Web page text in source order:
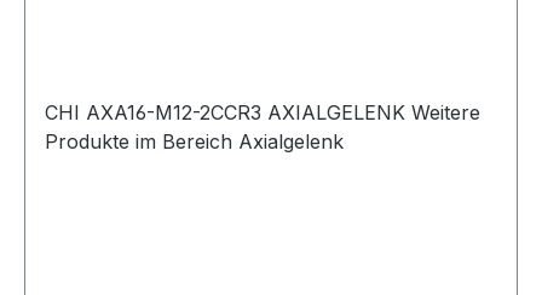
CHI AXA16-M12-2CCR3 AXIALGELENK Weitere
Produkte im Bereich Axialgelenk